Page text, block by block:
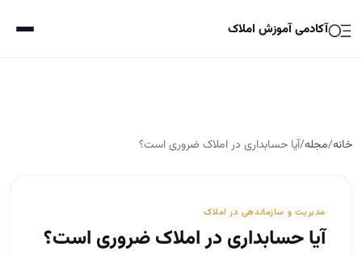
آکادمی آموزش املاک
خانه/مجله/آیا حسابداری در املاک ضروری است؟
مدیریت و سازماندهی در املاک
آیا حسابداری در املاک ضروری است؟